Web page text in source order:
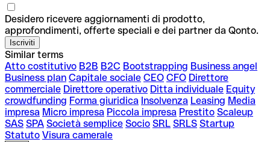
Desidero ricevere aggiornamenti di prodotto,
approfondimenti, offerte speciali e dei partner da Qonto.
Similar terms
Atto costitutivo B2B B2C Bootstrapping Business angel
Business plan Capitale sociale CEO CFO Direttore
commerciale Direttore operativo Ditta individuale Equity
crowdfunding Forma giuridica Insolvenza Leasing Media
impresa Micro impresa Piccola impresa Prestito Scaleup
SAS SPA Società semplice Socio SRL SRLS Startup
Statuto Visura camerale